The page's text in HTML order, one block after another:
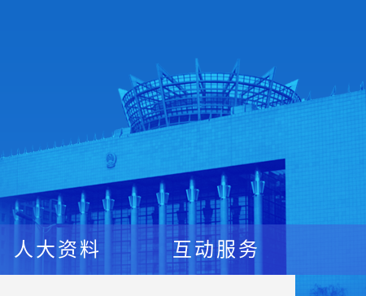
人大资料 互动服务